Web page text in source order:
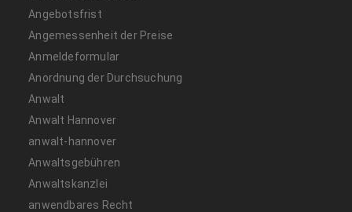
Angebotsfrist
Angemessenheit der Preise
Anmeldeformular
Anordnung der Durchsuchung
Anwalt
Anwalt Hannover
anwalt-hannover
Anwaltsgebühren
Anwaltskanzlei
anwendbares Recht